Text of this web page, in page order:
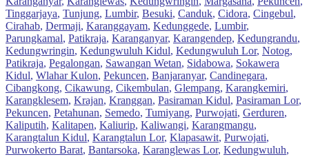
Tinggarjaya, Tunjung, Lumbir, Besuki, Canduk, Cidora, Cingebul,
Cirahab, Dermaji, Karanggayam, Kedunggede, Lumbir,
Parungkamal, Patikraja, Karanganyar, Karangendep, Kedungrandu,
Kedungwringin, Kedungwuluh Kidul, Kedungwuluh Lor, Notog,
Patikraja, Pegalongan, Sawangan Wetan, Sidabowa, Sokawera
Kidul, Wlahar Kulon, Pekuncen, Banjaranyar, Candinegara,
Cibangkong, Cikawung, Cikembulan, Glempang, Karangkemiri,
Karangklesem, Krajan, Kranggan, Pasiraman Kidul, Pasiraman Lor,
Pekuncen, Petahunan, Semedo, Tumiyang, Purwojati, Gerduren,
Kaliputih, Kalitapen, Kaliurip, Kaliwangi, Karangmangu,
Karangtalun Kidul, Karangtalun Lor, Klapasawit, Purwojati,
Purwokerto Barat, Bantarsoka, Karanglewas Lor, Kedungwuluh,